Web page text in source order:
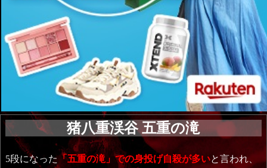
猪八重渓谷 五重の滝
5段になった「五重の滝」での身投げ自殺が多いと言われ、